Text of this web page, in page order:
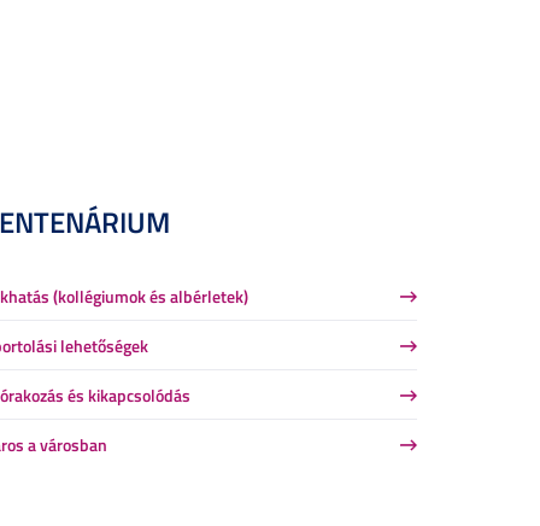
(kollégiumok és albérletek)
lehetőségek
és kikapcsolódás
a városban